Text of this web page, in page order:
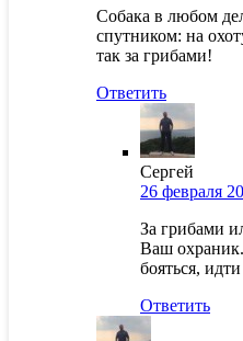
Собака в любом
спутником: на
так за грибами!
Ответить
Сергей
26 февраля
За грибами
Ваш
бояться,
Ответить